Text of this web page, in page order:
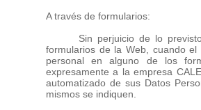
A través de formularios:
Sin perjuicio de lo
formularios de la Web, cuando
personal en alguno de los
expresamente a la empresa
automatizado de sus Datos
mismos se indiquen.